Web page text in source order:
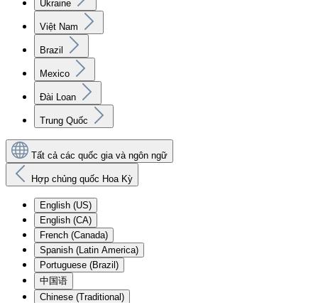
Ukraine
Việt Nam
Brazil
Mexico
Đài Loan
Trung Quốc
Tất cả các quốc gia và ngôn ngữ
Hợp chủng quốc Hoa Kỳ
English (US)
English (CA)
French (Canada)
Spanish (Latin America)
Portuguese (Brazil)
中国语
Chinese (Traditional)